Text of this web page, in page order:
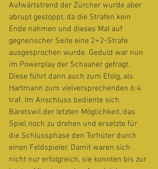
Aufwärtstrend der Zürcher wurde aber
abrupt gestoppt, da die Strafen kein
Ende nahmen und dieses Mal auf
gegnerischer Seite eine 2+2-Strafe
ausgesprochen wurde. Geduld war nun
im Powerplay der Schaaner gefragt.
Diese führt dann auch zum Efolg, als
Hartmann zum vielversprechenden 6:4
traf. Im Anschluss bediente sich
Bäretswil der letzten Möglichkeit, das
Spiel noch zu drehen und ersetzte für
die Schlussphase den Torhüter durch
einen Feldspieler. Damit waren sich
nicht nur erfolgreich, sie konnten bis zur